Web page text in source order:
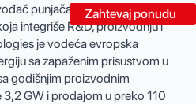
Zahtevaj ponudu
punjača za električna vozila
integriše R&D, proizvodnju i
je vodeća evropska
sa zapaženim prisustvom u
godišnjim proizvodnim
GW i prodajom u preko 110